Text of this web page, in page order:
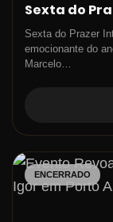
Sexta do
Sexta do Prazer
emocionante do
Marcelo…
ENCERRADO